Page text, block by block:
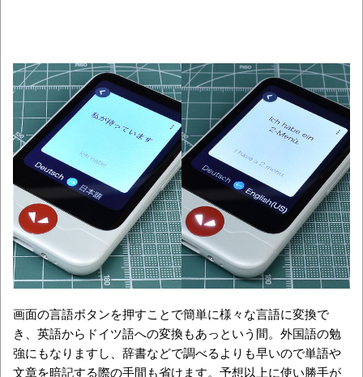
画面の言語ボタンを押すことで簡単に様々な言語に変換で
き、英語からドイツ語への変換もあっという間。外国語の勉
強にもなりますし、辞書などで調べるよりも早いので単語や
文章を暗記する際の手間も省けます。予想以上に使い勝手が